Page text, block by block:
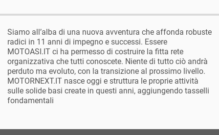
Siamo all’alba di una nuova avventura che affonda robuste
radici in 11 anni di impegno e successi. Essere
MOTOASI.IT ci ha permesso di costruire la fitta rete
organizzativa che tutti conoscete. Niente di tutto ciò andrà
perduto ma evoluto, con la transizione al prossimo livello.
MOTORNEXT.IT nasce oggi e struttura le proprie attività
sulle solide basi create in questi anni, aggiungendo tasselli
fondamentali